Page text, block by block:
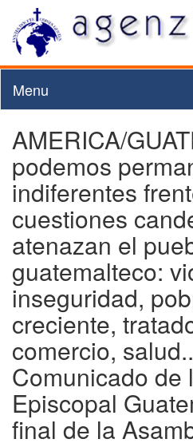
Menu
AMERICA/
podemos
indiferentes
cuestiones
atenazan el
guatemalteco:
inseguridad,
creciente,
comercio,
Comunicado de
Episcopal
final de la